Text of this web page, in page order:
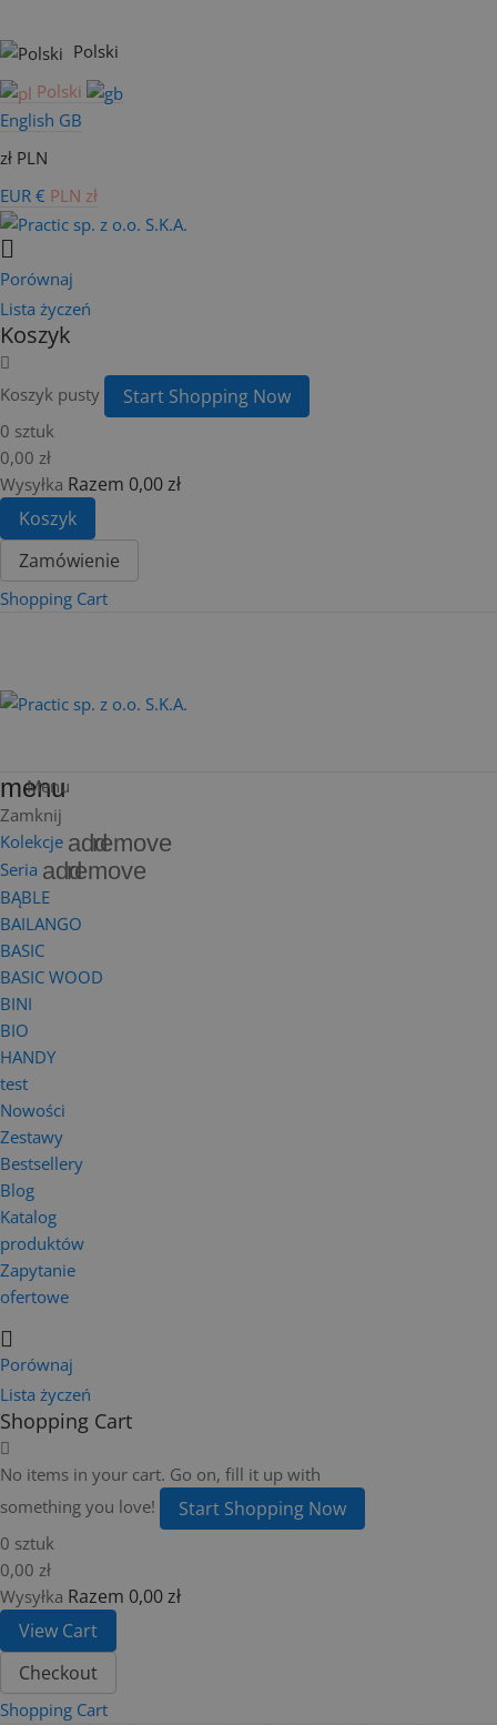
Polski
Polski
English GB
zł PLN
EUR € PLN zł
Porównaj
Lista życzeń
Koszyk
Koszyk pusty Start Shopping Now
0 sztuk
0,00 zł
Wysyłka Razem 0,00 zł
Koszyk
Zamówienie
Shopping Cart
menu
Menu
Zamknij
Kolekcje addremove
Seria addremove
BĄBLE
BAILANGO
BASIC
BASIC WOOD
BINI
BIO
HANDY
test
Nowości
Zestawy
Bestsellery
Blog
Katalog
produktów
Zapytanie
ofertowe
Porównaj
Lista życzeń
Shopping Cart
No items in your cart. Go on, fill it up with
something you love!
Start Shopping Now
0 sztuk
0,00 zł
Wysyłka Razem 0,00 zł
View Cart
Checkout
Shopping Cart